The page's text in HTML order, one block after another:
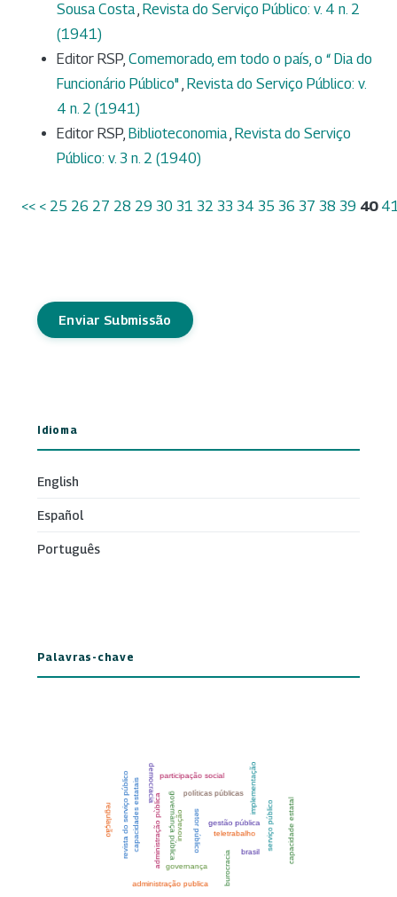
Sousa Costa, Revista do Serviço Público: v. 4 n. 2
(1941)
Editor RSP, Comemorado, em todo o país, o “ Dia do
Funcionário Público" , Revista do Serviço Público: v.
4 n. 2 (1941)
Editor RSP, Biblioteconomia, Revista do Serviço
Público: v. 3 n. 2 (1940)
<< < 25 26 27 28 29 30 31 32 33 34 35 36 37 38 39 40
Enviar Submissão
Idioma
English
Español
Português
Palavras-chave